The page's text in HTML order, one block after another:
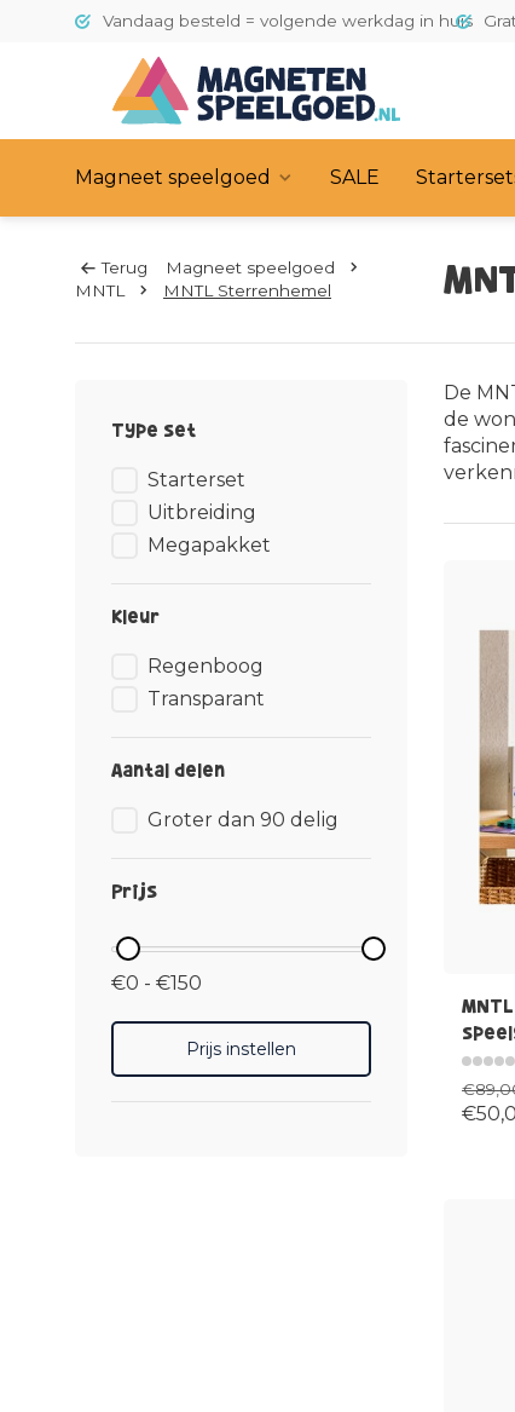
Vandaag besteld = volgende werkdag in huis
Magneet speelgoed SALE
Terug
Magneet speelgoed
MNTL
MNTL Sterrenhemel
Type set
Starterset
Uitbreiding
Megapakket
Kleur
Regenboog
Transparant
Aantal delen
Groter dan 90 delig
Prijs
€0 - €150
Prijs instellen
De
de